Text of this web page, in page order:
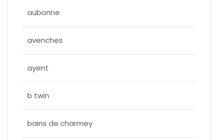
aubonne
avenches
ayent
b twin
bains de charmey